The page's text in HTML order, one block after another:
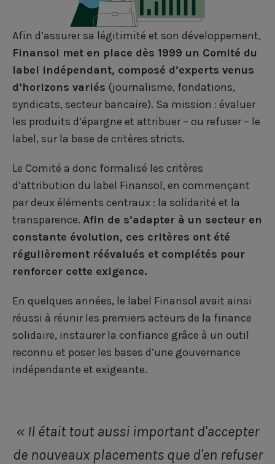
Afin d’assurer sa légitimité et son développement,
Finansol met en place dès 1999 un Comité du
label indépendant, composé d’experts venus
d’horizons variés (journalisme, fondations,
syndicats, secteur bancaire). Sa mission : évaluer
les produits d’épargne et attribuer – ou refuser – le
label, sur la base de critères stricts.
Le Comité a donc formalisé les critères
d’attribution du label Finansol, en commençant
par deux éléments centraux : la solidarité et la
transparence. Afin de s’adapter à un secteur en
constante évolution, ces critères ont été
régulièrement réévalués et complétés pour
renforcer cette exigence.
En quelques années, le label Finansol avait ainsi
réussi à réunir les premiers acteurs de la finance
solidaire, instaurer la confiance grâce à un outil
reconnu et poser les bases d’une gouvernance
indépendante et exigeante.
« Il était tout aussi important d'accepter
de nouveaux placements que d'en refuser